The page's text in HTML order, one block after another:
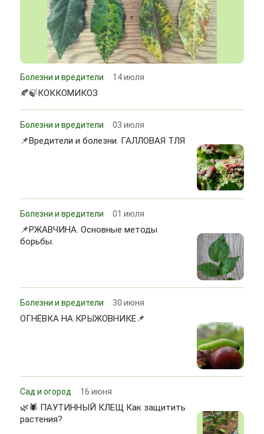
Болезни и вредители 14 июля
🍂🍃КОККОМИКОЗ
Болезни и вредители 03 июля
📌Вредители и болезни. ГАЛЛОВАЯ ТЛЯ
Болезни и вредители 01 июля
📌РЖАВЧИНА. Основные методы
борьбы.
Болезни и вредители 30 июня
ОГНЁВКА НА КРЫЖОВНИКЕ📌
Сад и огород 16 июня
🌿🕷 ПАУТИННЫЙ КЛЕЩ Как защитить
растения?